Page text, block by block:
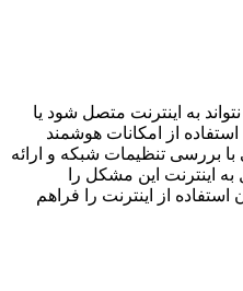
به اینترنت متصل شود یا
از امکانات هوشمند
با بررسی تنظیمات شبکه و ارائه
اینترنت این مشکل را
از اینترنت را فراهم